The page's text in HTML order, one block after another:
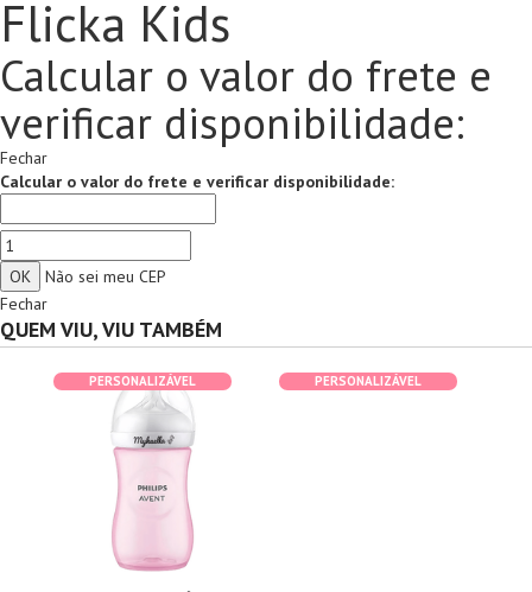
Flicka Kids
Calcular o valor do frete e
verificar disponibilidade:
Fechar
Calcular o valor do frete e verificar disponibilidade:
Não sei meu CEP
Fechar
QUEM VIU, VIU TAMBÉM
PERSONALIZÁVEL PERSONALIZÁVEL